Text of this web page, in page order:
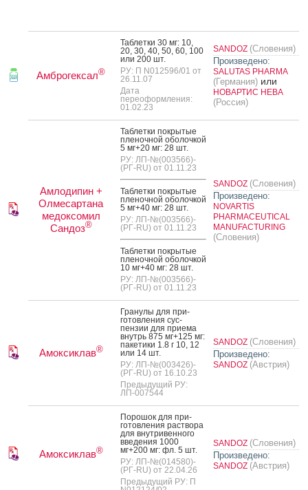
Амброгексал®
Таб­летки 30 мг: 10,
20, 30, 40, 50, 60, 100
или 200 шт.
РУ: П N012596/01 от
26.11.07
Дата
переоформления:
01.02.23
SANDOZ (Словения)
Произведено:
SALUTAS PHARMA
(Германия) или
НОВАРТИС НЕВА
(Россия)
Амлодипин +
Олмесартана
медоксомил
Сандоз®
Таб­летки пок­ры­тые
пле­ноч­ной обо­лоч­кой
5 мг+20 мг: 28 шт.
РУ: ЛП-№(003566)-
(РГ-RU) от 01.11.23
Таб­летки пок­ры­тые
пле­ноч­ной обо­лоч­кой
5 мг+40 мг: 28 шт.
РУ: ЛП-№(003566)-
(РГ-RU) от 01.11.23
Таб­летки пок­ры­тые
пле­ноч­ной обо­лоч­кой
10 мг+40 мг: 28 шт.
РУ: ЛП-№(003566)-
(РГ-RU) от 01.11.23
SANDOZ (Словения)
Произведено:
NOVARTIS
PHARMACEUTICAL
MANUFACTURING
(Словения)
Амоксиклав®
Гра­нулы для при­
готов­ле­ния сус­
пензии для при­ема
внутрь 875 мг+125 мг:
па­кети­ки 1.8 г 10, 12
или 14 шт.
РУ: ЛП-№(003426)-
(РГ-RU) от 16.10.23
Предыдущий РУ:
ЛП-007544
SANDOZ (Словения)
Произведено:
SANDOZ (Австрия)
Амоксиклав®
По­рошок для при­
готов­ле­ния рас­тво­ра
для внут­ри­вен­но­го
вве­дения 1000
мг+200 мг: фл. 5 шт.
РУ: ЛП-№(014580)-
(РГ-RU) от 22.04.26
Предыдущий РУ: П
SANDOZ (Словения)
Произведено:
SANDOZ (Австрия)